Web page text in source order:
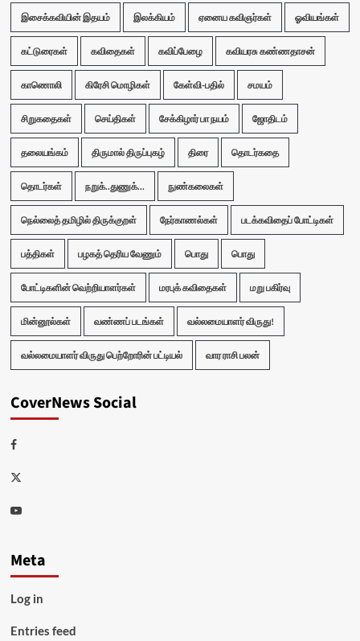
இசைக்கவியின் இதயம் இலக்கியம் ஏனைய கவிஞர்கள் ஓவியங்கள்
கட்டுரைகள் கவிதைகள் கவிப்பேழை கவியரசு கண்ணதாசன்
காணொலி கிரேசி மொழிகள் கேள்வி-பதில் சமயம்
சிறுகதைகள் செய்திகள் சேக்கிழார் பா நயம் ஜோதிடம்
தலையங்கம் திருமால் திருப்புகழ் திரை தொடர்கதை
தொடர்கள் நறுக்..துணுக்... நுண்கலைகள்
நெல்லைத் தமிழில் திருக்குறள் நேர்காணல்கள் படக்கவிதைப் போட்டிகள்
பத்திகள் பழகத் தெரிய வேணும் பொது பொது
போட்டிகளின் வெற்றியாளர்கள் மரபுக் கவிதைகள் மறு பகிர்வு
மின்னூல்கள் வண்ணப் படங்கள் வல்லமையாளர் விருது!
வல்லமையாளர் விருது பெற்றோரின் பட்டியல் வார ராசி பலன்
CoverNews Social
Facebook
Twitter
Youtube
Meta
Log in
Entries feed